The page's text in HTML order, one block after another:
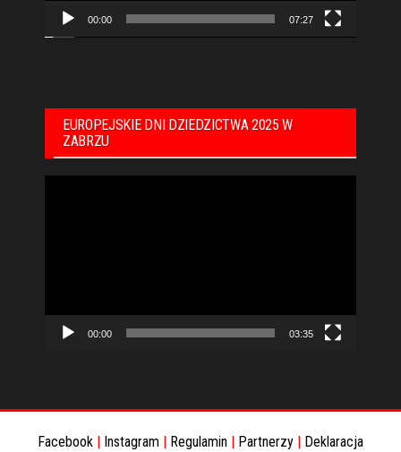
00:00 07:27
EUROPEJSKIE DNI DZIEDZICTWA 2025 W
ZABRZU
00:00 03:35
Facebook Instagram Regulamin Partnerzy
Deklaracja